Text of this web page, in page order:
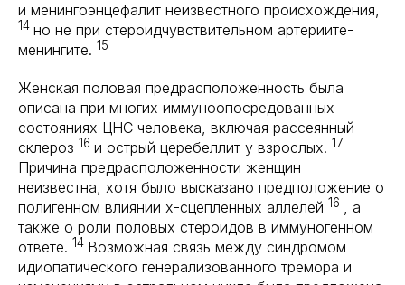
и менингоэнцефалит неизвестного происхождения,
14 но не при стероидчувствительном артериите-
менингите. 15
Женская половая предрасположенность была
описана при многих иммуноопосредованных
состояниях ЦНС человека, включая рассеянный
склероз 16 и острый церебеллит у взрослых. 17
Причина предрасположенности женщин
неизвестна, хотя было высказано предположение о
полигенном влиянии х-сцепленных аллелей 16 , а
также о роли половых стероидов в иммуногенном
ответе. 14 Возможная связь между синдромом
идиопатического генерализованного тремора и